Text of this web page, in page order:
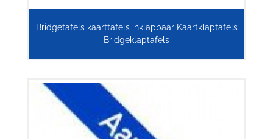
Bridgetafels kaarttafels inklapbaar Kaartklaptafels
Bridgeklaptafels